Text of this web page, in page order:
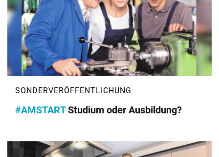
#AMSTARTStudium oder Ausbildung?